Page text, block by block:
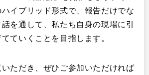
イブリッド形式で、報告だけでな
を通して、私たち自身の現場に引
ていくことを目指します。
ただき、ぜひご参加いただければ